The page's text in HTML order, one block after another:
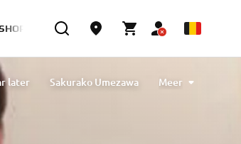
later
Sakurako Umezawa
Meer